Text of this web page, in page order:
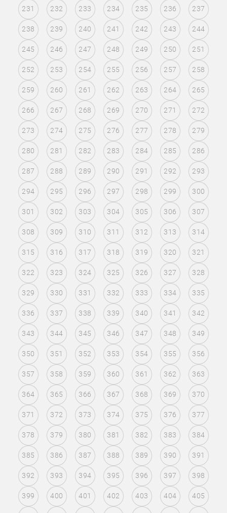
231 232 233 234 235 236 237
238 239 240 241 242 243 244
245 246 247 248 249 250 251
252 253 254 255 256 257 258
259 260 261 262 263 264 265
266 267 268 269 270 271 272
273 274 275 276 277 278 279
280 281 282 283 284 285 286
287 288 289 290 291 292 293
294 295 296 297 298 299 300
301 302 303 304 305 306 307
308 309 310 311 312 313 314
315 316 317 318 319 320 321
322 323 324 325 326 327 328
329 330 331 332 333 334 335
336 337 338 339 340 341 342
343 344 345 346 347 348 349
350 351 352 353 354 355 356
357 358 359 360 361 362 363
364 365 366 367 368 369 370
371 372 373 374 375 376 377
378 379 380 381 382 383 384
385 386 387 388 389 390 391
392 393 394 395 396 397 398
399 400 401 402 403 404 405